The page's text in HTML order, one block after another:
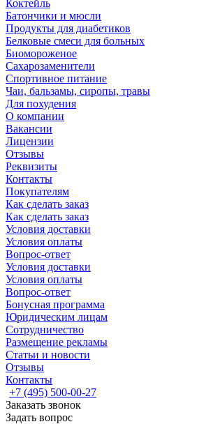
Коктейль
Батончики и мюсли
Продукты для диабетиков
Белковые смеси для больных
Биомороженое
Сахарозаменители
Спортивное питание
Чаи, бальзамы, сиропы, травы
Для похудения
О компании
Вакансии
Лицензии
Отзывы
Реквизиты
Контакты
Покупателям
Как сделать заказ
Как сделать заказ
Условия доставки
Условия оплаты
Вопрос-ответ
Условия доставки
Условия оплаты
Вопрос-ответ
Бонусная программа
Юридическим лицам
Сотрудничество
Размещение рекламы
Статьи и новости
Отзывы
Контакты
+7 (495) 500-00-27
Заказать звонок
Задать вопрос